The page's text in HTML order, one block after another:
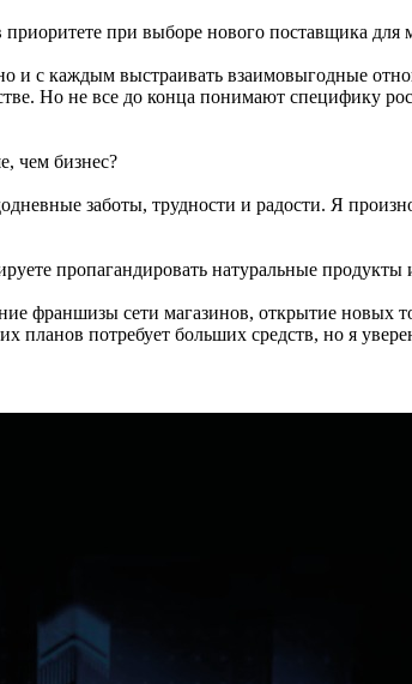
при выборе нового поставщика для
и с каждым выстраивать взаимовыгодные
Но не все до конца понимают специфику
чем бизнес?
заботы, трудности и радости. Я
пропагандировать натуральные продукты
франшизы сети магазинов, открытие новых
планов потребует больших средств, но я